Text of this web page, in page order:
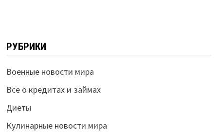
РУБРИКИ
Военные новости мира
Все о кредитах и займах
Диеты
Кулинарные новости мира